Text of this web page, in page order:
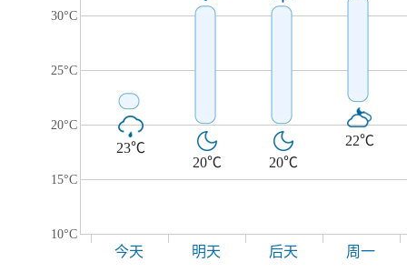
30°C
25°C
20°C
15°C
10°C
23℃
20℃ 20℃
22℃
今天 明天 后天 周一